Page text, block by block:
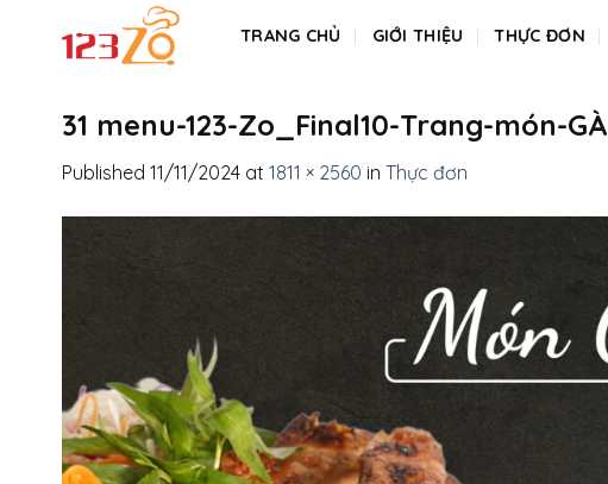
TRANG CHỦ GIỚI THIỆU THỰC ĐƠN
31 menu-123-Zo_Final10-Trang-món-GÀ
Published 11/11/2024 at 1811 × 2560 in Thực đơn